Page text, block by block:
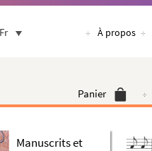
À propos
Panier
Manuscrits et